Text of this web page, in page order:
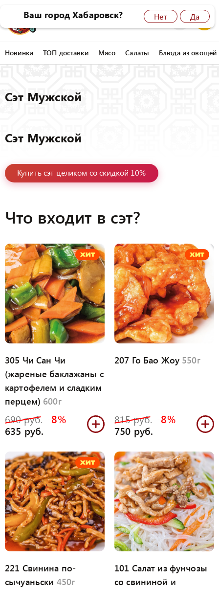
8 (4212) 45-77-77 0
Новинки ТОП доставки Мясо Салаты Блюда из овощей
Сэт Мужской
Сэт Мужской
Купить сэт целиком со скидкой 10%
Что входит в сэт?
305 Чи Сан Чи
(жареные баклажаны с
картофелем и сладким
перцем) 600г
690 руб. -8%
635 руб.
207 Го Бао Жоу 550г
815 руб. -8%
750 руб.
221 Свинина по-
сычуаньски 450г
101 Салат из фунчозы
со свининой и
Ваш город Хабаровск? Да
Нет